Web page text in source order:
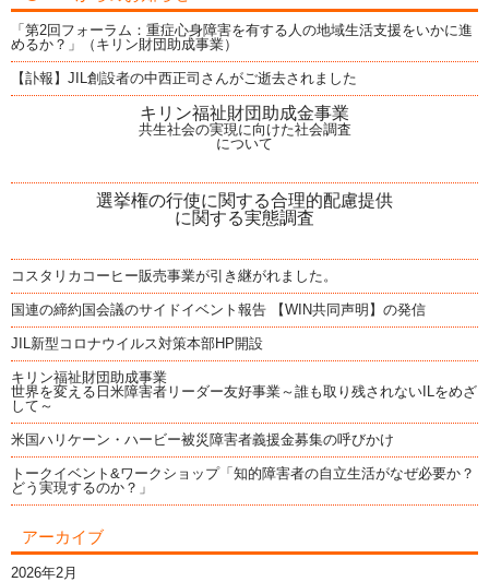
「第2回フォーラム：重症心身障害を有する人の地域生活支援をいかに進
めるか？」（キリン財団助成事業）
【訃報】JIL創設者の中西正司さんがご逝去されました
キリン福祉財団助成金事業
共生社会の実現に向けた社会調査
について
選挙権の行使に関する合理的配慮提供
に関する実態調査
コスタリカコーヒー販売事業が引き継がれました。
国連の締約国会議のサイドイベント報告 【WIN共同声明】の発信
JIL新型コロナウイルス対策本部HP開設
キリン福祉財団助成事業
世界を変える日米障害者リーダー友好事業～誰も取り残されないILをめざ
して～
米国ハリケーン・ハービー被災障害者義援金募集の呼びかけ
トークイベント&ワークショップ「知的障害者の自立生活がなぜ必要か？
どう実現するのか？」
アーカイブ
2026年2月